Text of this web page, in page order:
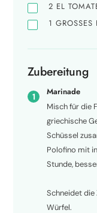
2 EL
1 GROSSES
Zubereitung
Marinade
Misch für die
griechische
Schüssel
Polofino mit
Stunde,
Schneidet die
Würfel.